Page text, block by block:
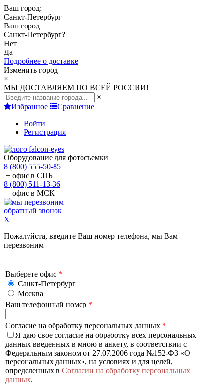
Ваш город:
Санкт-Петербург
Ваш город
Санкт-Петербург?
Нет
Да
Подробнее о доставке
Изменить город
×
МЫ ДОСТАВЛЯЕМ ПО ВСЕЙ РОССИИ!
×
Избранное
Сравнение
Войти
Регистрация
Оборудование для фотосъемки
8 (800) 555-50-85
− офис в СПБ
8 (800) 511-13-36
− офис в МСК
обратный звонок
X
Пожалуйста, введите Ваш номер телефона, мы Вам
перезвоним
Выберете офис *
Санкт-Петербург
Москва
Ваш телефонный номер *
Согласие на обработку персональных данных *
Я даю свое согласие на обработку всех персональных
данных введенных в мною в анкету, в соответствии с
Федеральным законом от 27.07.2006 года №152-ФЗ «О
персональных данных», на условиях и для целей,
определенных в Согласии на обработку персональных
данных.